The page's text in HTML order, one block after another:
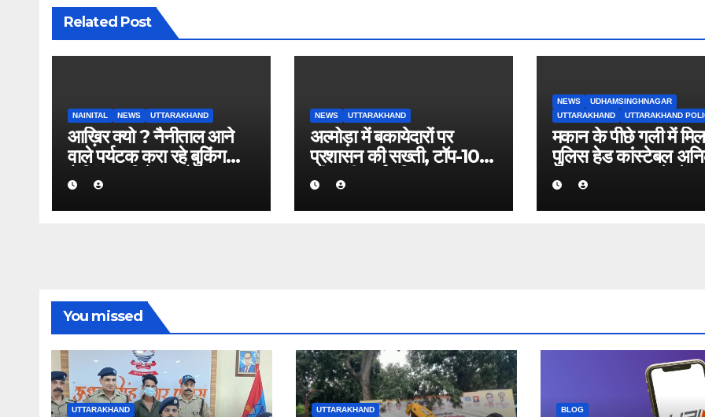
Related Post
NAINITAL NEWS UTTARAKHAND
आख़िर क्यो ? नैनीताल आने
वाले पर्यटक करा रहे बुकिंग
कैसिंल” पढिये क्या है पूरा
मामला।
NEWS UTTARAKHAND
अल्मोड़ा में बकायेदारों पर
प्रशासन की सख्ती, टॉप-10
की सूची सार्वजनिक एक लाख
से अधिक बकाया वालों के नाम-
पते चस्पा, राजस्व वसूली
NEWS
UDHAMSINGHNAGAR
UTTARAKHAND
UTTARAKHAND
मकान के पीछे गली में
पुलिस हेड कांस्टेबल
रावत का शव, इलाके में मचा
हड़कंप।
You missed
UTTARAKHAND UTTARAKHAND BLOG